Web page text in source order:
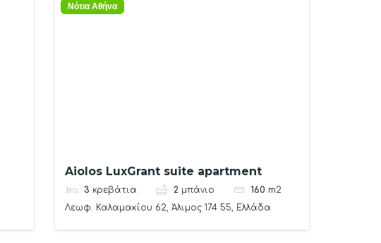
Νότια Αθήνα
Aiolos LuxGrant suite apartment
3 κρεβάτια 2 μπάνιο 160 m2
Λεωφ. Καλαμακίου 62, Άλιμος 174 55, Ελλάδα